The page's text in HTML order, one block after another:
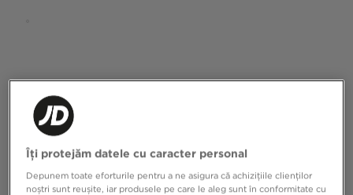
Îți protejăm datele cu caracter personal
Depunem toate eforturile pentru a ne asigura că achizițiile clienților
noștri sunt reușite, iar produsele pe care le aleg sunt în conformitate cu